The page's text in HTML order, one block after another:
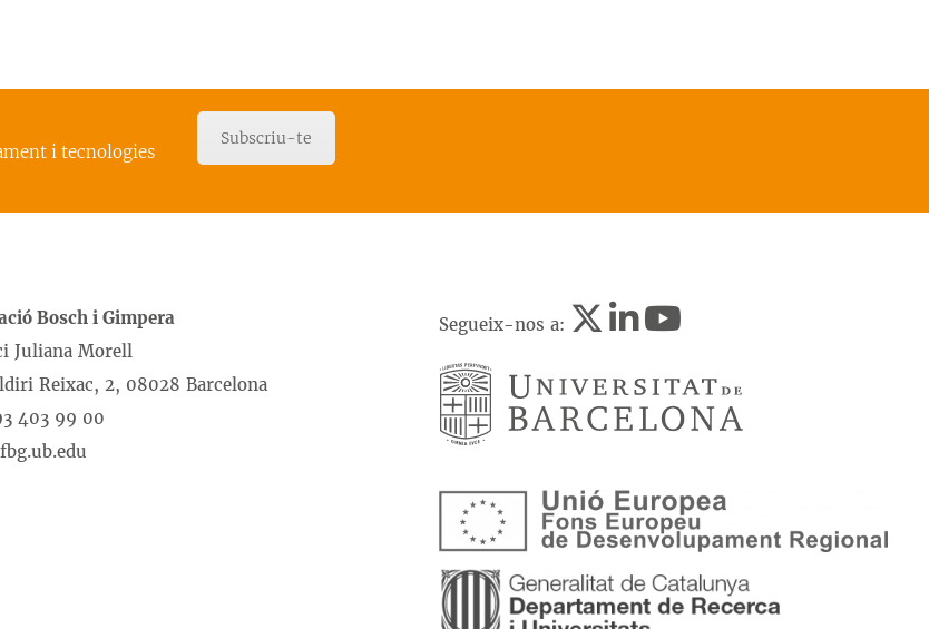
i tecnologies
Subscriu-te
Bosch i Gimpera
Juliana Morell
Reixac, 2, 08028 Barcelona
403 99 00
Segueix-nos a: